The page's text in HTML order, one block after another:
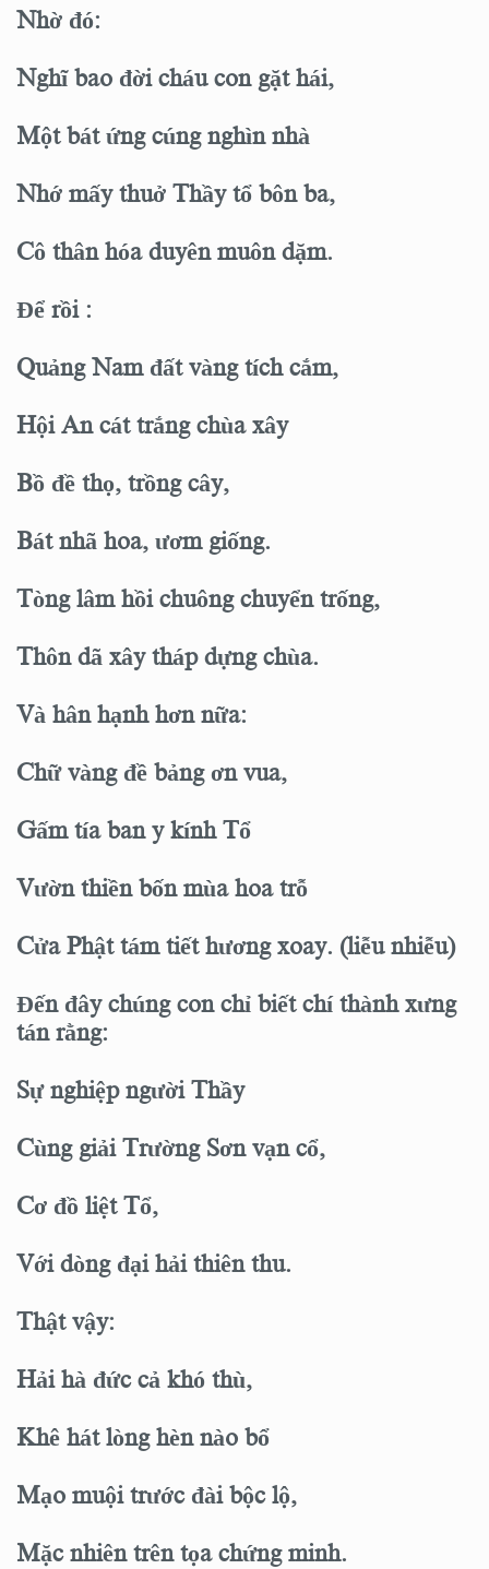
Nhờ đó:
Nghĩ bao đời cháu con gặt hái,
Một bát ứng cúng nghìn nhà
Nhớ mấy thuở Thầy tổ bôn ba,
Cô thân hóa duyên muôn dặm.
Để rồi :
Quảng Nam đất vàng tích cắm,
Hội An cát trắng chùa xây
Bồ đề thọ, trồng cây,
Bát nhã hoa, ươm giống.
Tòng lâm hồi chuông chuyển trống,
Thôn dã xây tháp dựng chùa.
Và hân hạnh hơn nữa:
Chữ vàng đề bảng ơn vua,
Gấm tía ban y kính Tổ
Vườn thiền bốn mùa hoa trỗ
Cửa Phật tám tiết hương xoay. (liễu nhiễu)
Đến đây chúng con chỉ biết chí thành xưng
tán rằng:
Sự nghiệp người Thầy
Cùng giải Trường Sơn vạn cổ,
Cơ đồ liệt Tổ,
Với dòng đại hải thiên thu.
Thật vậy:
Hải hà đức cả khó thù,
Khê hát lòng hèn nào bổ
Mạo muội trước đài bộc lộ,
Mặc nhiên trên tọa chứng minh.